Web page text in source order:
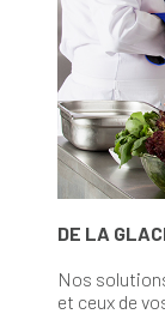
DE LA
Nos
et ceux de